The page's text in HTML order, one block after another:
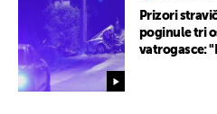
Prizori
poginule tri
vatrogasce: